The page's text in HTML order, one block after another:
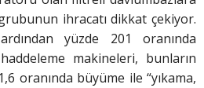
ihracatı dikkat çekiyor.
yüzde 201 oranında
makineleri, bunların
oranında büyüme ile “yıkama,